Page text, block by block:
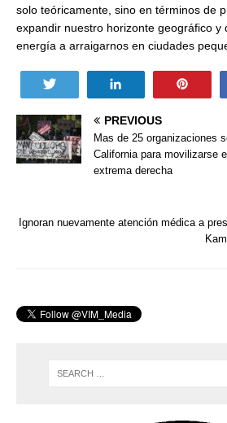
solo teóricamente, sino en términos de
expandir nuestro horizonte geográfico y
energía a arraigarnos en ciudades
PREVIOUS
Mas de 25 organizaciones
California para movilizarse
extrema derecha
Ignoran nuevamente atención médica a